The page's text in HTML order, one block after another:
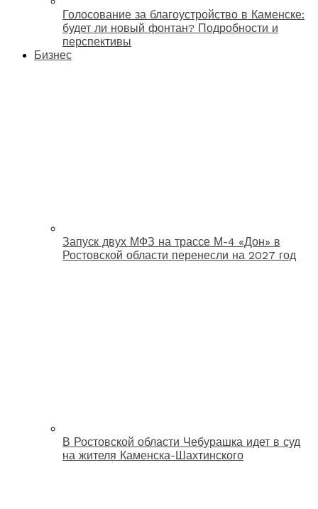
Голосование за благоустройство в Каменске:
будет ли новый фонтан? Подробности и
перспективы
Бизнес
Запуск двух МФЗ на трассе М-4 «Дон» в
Ростовской области перенесли на 2027 год
В Ростовской области Чебурашка идет в суд
на жителя Каменска-Шахтинского